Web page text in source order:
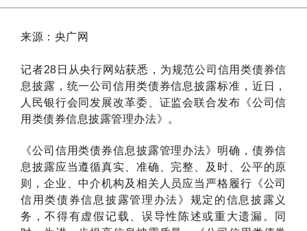
来源：央广网
记者28日从央行网站获悉，为规范公司信用类债券信
息披露，统一公司信用类债券信息披露标准，近日，
人民银行会同发展改革委、证监会联合发布《公司信
用类债券信息披露管理办法》。
《公司信用类债券信息披露管理办法》明确，债券信
息披露应当遵循真实、准确、完整、及时、公平的原
则，企业、中介机构及相关人员应当严格履行《公司
信用类债券信息披露管理办法》规定的信息披露义
务，不得有虚假记载、误导性陈述或重大遗漏。同